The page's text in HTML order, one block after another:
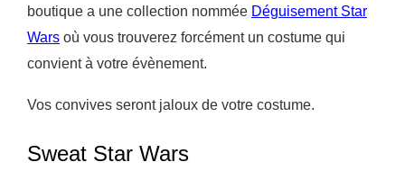
boutique a une collection nommée Déguisement Star
Wars où vous trouverez forcément un costume qui
convient à votre évènement.
Vos convives seront jaloux de votre costume.
Sweat Star Wars